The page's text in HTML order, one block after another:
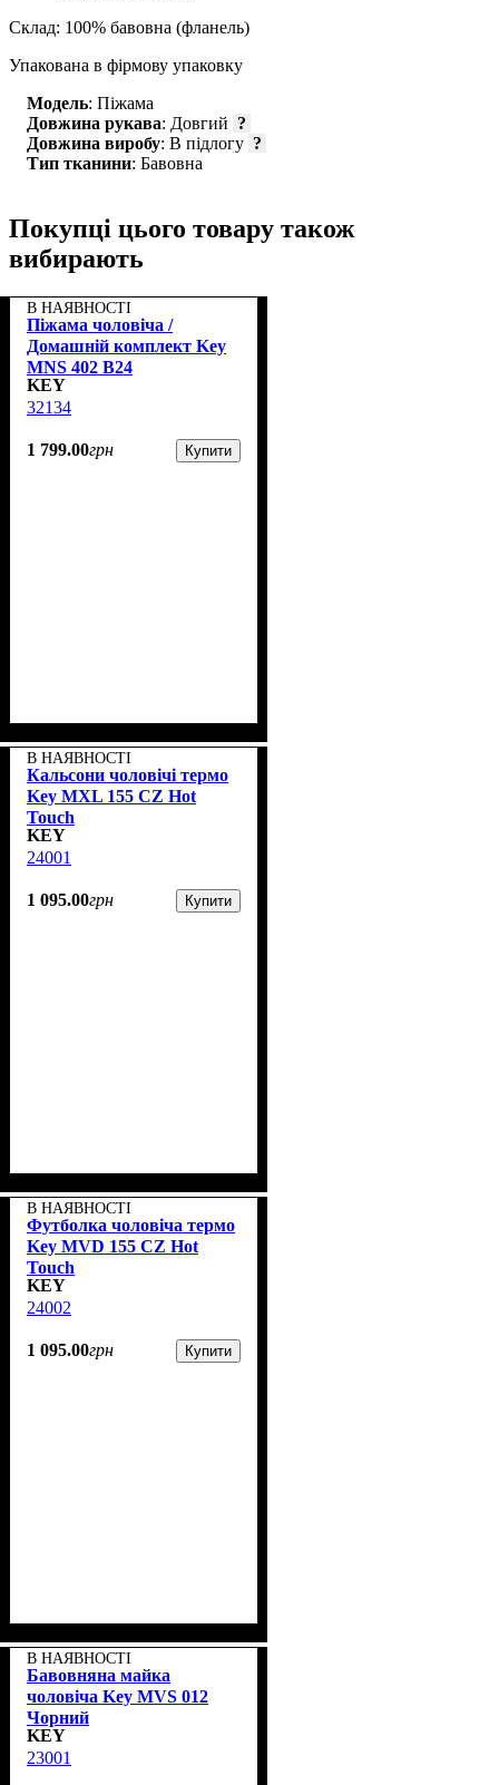
Склад: 100% бавовна (фланель)
Упакована в фірмову упаковку
Модель: Піжама
Довжина рукава: Довгий ?
Довжина виробу: В підлогу ?
Тип тканини: Бавовна
Покупці цього товару також
вибирають
В НАЯВНОСТІ
Піжама чоловіча /
Домашній комплект Key
MNS 402 B24
KEY
32134
1 799.00грн Купити
В НАЯВНОСТІ
Кальсони чоловічі термо
Key MXL 155 CZ Hot
Touch
KEY
24001
1 095.00грн Купити
В НАЯВНОСТІ
Футболка чоловіча термо
Key MVD 155 CZ Hot
Touch
KEY
24002
1 095.00грн Купити
В НАЯВНОСТІ
Бавовняна майка
чоловіча Key MVS 012
Чорний
KEY
23001